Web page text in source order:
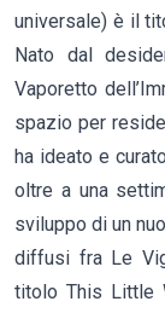
universale) è il
Nato dal
Vaporetto
spazio per
ha ideato e
oltre a una
sviluppo di un
diffusi fra Le
titolo This Little